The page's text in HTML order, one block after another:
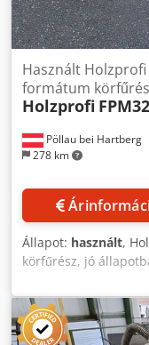
Pöllau bei Hartberg
278 km
Használt Holzprofi
formátum
Holzprofi
Állapot: használt,
körfűrész, jó
mm
Árváltozás jogát
szerkesztési hibák
Aagor